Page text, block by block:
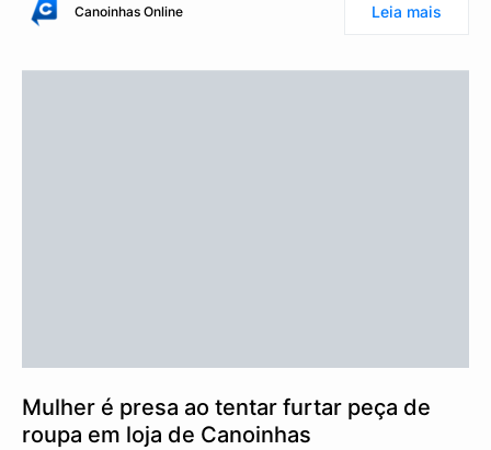
Canoinhas Online Leia mais
Mulher é presa ao tentar furtar peça de
roupa em loja de Canoinhas